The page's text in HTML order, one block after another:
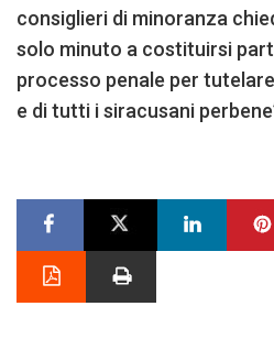
consiglieri di minoranza
solo minuto a costituirsi
processo penale per
e di tutti i siracusani